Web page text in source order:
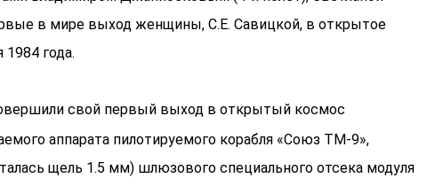
в мире выход женщины, С.Е. Савицкой, в открытое
года.
свой первый выход в открытый космос
аппарата пилотируемого корабля «Союз ТМ-9»,
щель 1.5 мм) шлюзового специального отсека модуля